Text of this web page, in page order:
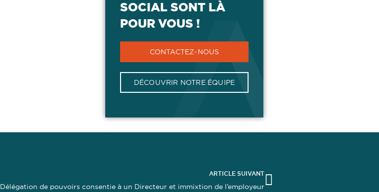
SOCIAL SONT LÀ
POUR VOUS !
CONTACTEZ-NOUS
DÉCOUVRIR NOTRE ÉQUIPE
ARTICLE SUIVANT
Délégation de pouvoirs consentie à un Directeur et immixtion de l’employeur